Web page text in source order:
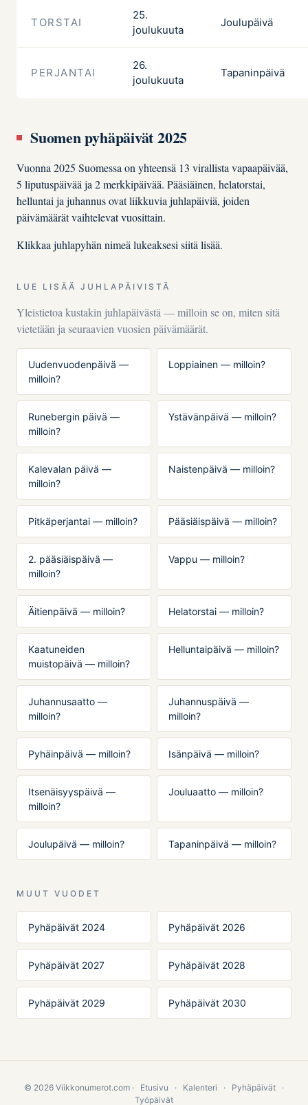
TORSTAI
25.
joulukuuta
Joulupäivä
PERJANTAI
26.
joulukuuta
Tapaninpäivä
Suomen pyhäpäivät 2025
Vuonna 2025 Suomessa on yhteensä 13 virallista vapaapäivää,
5 liputuspäivää ja 2 merkkipäivää. Pääsiäinen, helatorstai,
helluntai ja juhannus ovat liikkuvia juhlapäiviä, joiden
päivämäärät vaihtelevat vuosittain.
Klikkaa juhlapyhän nimeä lukeaksesi siitä lisää.
LUE LISÄÄ JUHLAPÄIVISTÄ
Yleistietoa kustakin juhlapäivästä — milloin se on, miten sitä
vietetään ja seuraavien vuosien päivämäärät.
Uudenvuodenpäivä —
milloin?
Loppiainen — milloin?
Runebergin päivä —
milloin?
Ystävänpäivä — milloin?
Kalevalan päivä —
milloin?
Naistenpäivä — milloin?
Pitkäperjantai — milloin? Pääsiäispäivä — milloin?
2. pääsiäispäivä —
milloin?
Vappu — milloin?
Äitienpäivä — milloin? Helatorstai — milloin?
Kaatuneiden
muistopäivä — milloin?
Helluntaipäivä — milloin?
Juhannusaatto —
milloin?
Juhannuspäivä —
milloin?
Pyhäinpäivä — milloin? Isänpäivä — milloin?
Itsenäisyyspäivä —
milloin?
Jouluaatto — milloin?
Joulupäivä — milloin? Tapaninpäivä — milloin?
MUUT VUODET
Pyhäpäivät 2024 Pyhäpäivät 2026
Pyhäpäivät 2027 Pyhäpäivät 2028
Pyhäpäivät 2029 Pyhäpäivät 2030
© 2026 Viikkonumerot.com · Etusivu · Kalenteri · Pyhäpäivät
·
Työpäivät